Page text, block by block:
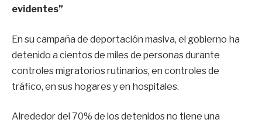
evidentes”
En su campaña de deportación masiva, el gobierno ha
detenido a cientos de miles de personas durante
controles migratorios rutinarios, en controles de
tráfico, en sus hogares y en hospitales.
Alrededor del 70% de los detenidos no tiene una